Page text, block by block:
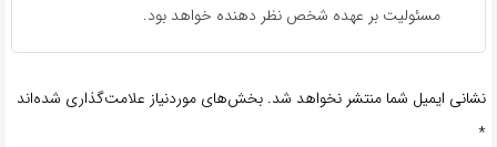
مسئولیت بر عهده شخص نظر دهنده خواهد بود.
نشانی ایمیل شما منتشر نخواهد شد. بخش‌های موردنیاز علامت‌گذاری شده‌اند
*